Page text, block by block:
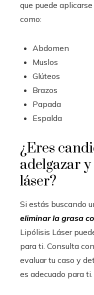
que puede
como:
Abdomen
Muslos
Glúteos
Brazos
Papada
Espalda
¿Eres
adelgazar
láser?
Si estás buscando
eliminar la grasa
Lipólisis Láser
para ti. Consulta
evaluar tu caso y
es adecuado para ti.